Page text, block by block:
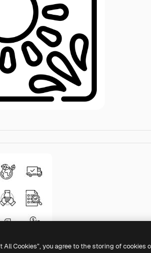
All Cookies”, you agree to the storing of cookies